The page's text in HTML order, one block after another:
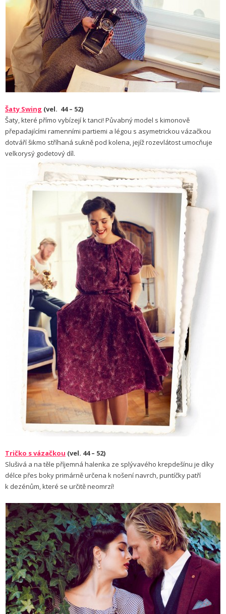
Šaty Swing (vel. 44 – 52)
Šaty, které přímo vybízejí k tanci! Půvabný model s kimonově
přepadajícími ramenními partiemi a légou s asymetrickou vázačkou
dotváří šikmo stříhaná sukně pod kolena, jejíž rozevlátost umocňuje
velkorysý godetový díl.
Tričko s vázačkou (vel. 44 – 52)
Slušivá a na těle příjemná halenka ze splý­vavého krepdešínu je díky
délce přes boky primárně určena k nošení navrch, puntíčky patří
k dezénům, které se určitě neomrzí!